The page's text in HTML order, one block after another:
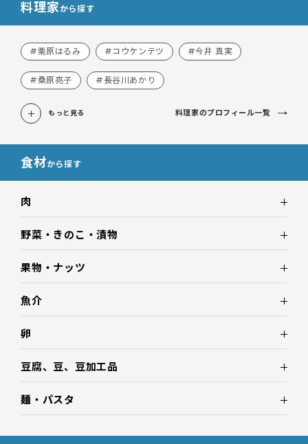
料理家から探す
#栗原はるみ #コウケンテツ #今井 真実
#桑原亮子 #長谷川あかり
もっと見る 料理家のプロフィール一覧
食材から探す
肉
野菜・きのこ・漬物
果物・ナッツ
魚介
卵
豆腐、豆、豆加工品
麺・パスタ